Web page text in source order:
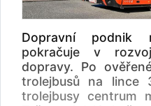
Dopravní podnik
pokračuje v
dopravy. Po
trolejbusů na lince
trolejbusy centrum